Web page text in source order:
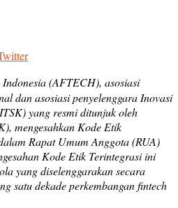
Indonesia (AFTECH), asosiasi
dan asosiasi penyelenggara Inovasi
yang resmi ditunjuk oleh
mengesahkan Kode Etik
Rapat Umum Anggota (RUA)
Kode Etik Terintegrasi ini
yang diselenggarakan secara
satu dekade perkembangan fintech